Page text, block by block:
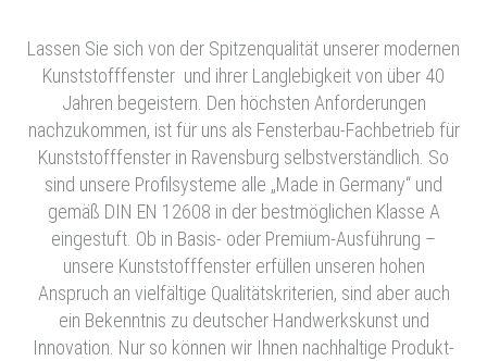
Lassen Sie sich von der Spitzenqualität unserer modernen
Kunststofffenster und ihrer Langlebigkeit von über 40
Jahren begeistern. Den höchsten Anforderungen
nachzukommen, ist für uns als Fensterbau-Fachbetrieb für
Kunststofffenster in Ravensburg selbstverständlich. So
sind unsere Profilsysteme alle „Made in Germany“ und
gemäß DIN EN 12608 in der bestmöglichen Klasse A
eingestuft. Ob in Basis- oder Premium-Ausführung –
unsere Kunststofffenster erfüllen unseren hohen
Anspruch an vielfältige Qualitätskriterien, sind aber auch
ein Bekenntnis zu deutscher Handwerkskunst und
Innovation. Nur so können wir Ihnen nachhaltige Produkt-